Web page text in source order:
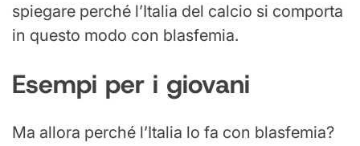
spiegare perché l’Italia del calcio si comporta
in questo modo con blasfemia.
Esempi per i giovani
Ma allora perché l’Italia lo fa con blasfemia?